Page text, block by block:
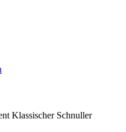
Klassischer Schnuller